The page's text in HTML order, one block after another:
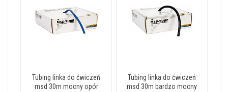
Tubing linka do ćwiczeń
msd 30m mocny opór
Tubing linka do ćwiczeń
msd 30m bardzo mocny